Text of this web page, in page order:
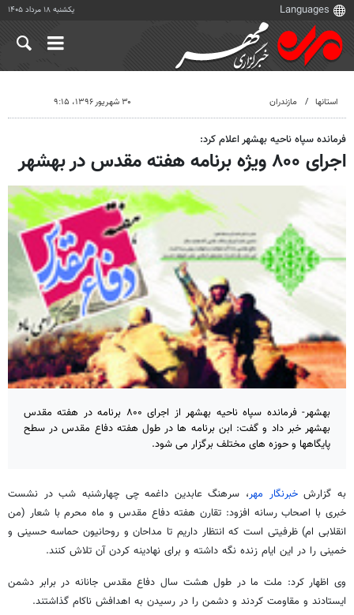
یکشنبه ۱۸ مرداد ۱۴۰۵
استانها مازندران ۳۰ شهریور ۱۳۹۶، ۹:۱۵
فرمانده سپاه ناحیه بهشهر اعلام کرد:
اجرای ۸۰۰ ویژه برنامه هفته مقدس در بهشهر
بهشهر- فرمانده سپاه ناحیه بهشهر از اجرای ۸۰۰ برنامه در هفته مقدس
بهشهر خبر داد و گفت: ابن برنامه ها در طول هفته دفاع مقدس در سطح
پایگاهها و حوزه های مختلف برگزار می شود.
به گزارشخبرنگار مهر، سرهنگ عابدین داغمه چی چهارشنبه شب در نشست
خبری با اصحاب رسانه افزود: تقارن هفته دفاع مقدس و ماه محرم با شعار (من
انقلابی ام) ظرفیتی است که انتظار داریم تا مداحان و روحانیون حماسه حسینی و
خمینی را در این ایام زنده نگه داشته و برای نهادینه کردن آن تلاش کنند.
وی اظهار کرد: ملت ما در طول هشت سال دفاع مقدس جانانه در برابر دشمن
ایستادند و مقاومت کردند و دشمن را در رسیدن به اهدافش ناکام گذاشتند.